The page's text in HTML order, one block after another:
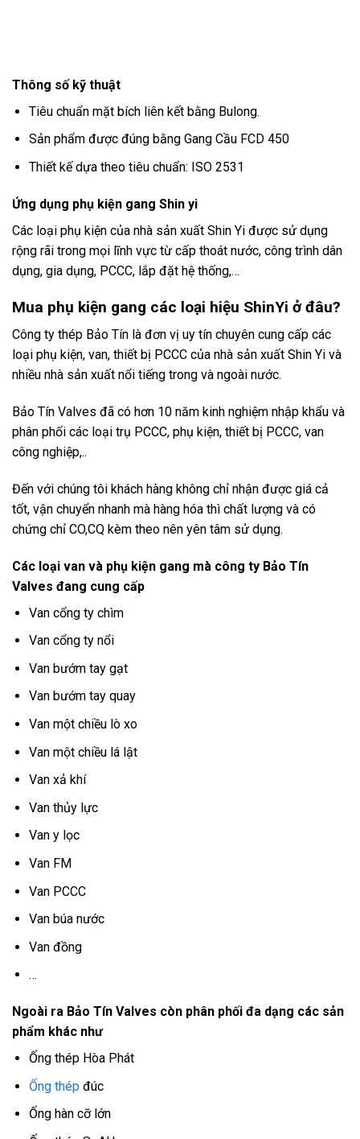
Thông số kỹ thuật
Tiêu chuẩn mặt bích liên kết bằng Bulong.
Sản phẩm được đúng bằng Gang Cầu FCD 450
Thiết kế dựa theo tiêu chuẩn: ISO 2531
Ứng dụng phụ kiện gang Shin yi
Các loại phụ kiện của nhà sản xuất Shin Yi được sử dụng
rộng rãi trong mọi lĩnh vực từ cấp thoát nước, công trình dân
dụng, gia dụng, PCCC, lắp đặt hệ thống,…
Mua phụ kiện gang các loại hiệu ShinYi ở đâu?
Công ty thép Bảo Tín là đơn vị uy tín chuyên cung cấp các
loại phụ kiện, van, thiết bị PCCC của nhà sản xuất Shin Yi và
nhiều nhà sản xuất nổi tiếng trong và ngoài nước.
Bảo Tín Valves đã có hơn 10 năm kinh nghiệm nhập khẩu và
phân phối các loại trụ PCCC, phụ kiện, thiết bị PCCC, van
công nghiệp,..
Đến với chúng tôi khách hàng không chỉ nhận được giá cả
tốt, vận chuyển nhanh mà hàng hóa thì chất lượng và có
chứng chỉ CO,CQ kèm theo nên yên tâm sử dụng.
Các loại van và phụ kiện gang mà công ty Bảo Tín
Valves đang cung cấp
Van cổng ty chìm
Van cổng ty nổi
Van bướm tay gạt
Van bướm tay quay
Van một chiều lò xo
Van một chiều lá lật
Van xả khí
Van thủy lực
Van y lọc
Van FM
Van PCCC
Van búa nước
Van đồng
…
Ngoài ra Bảo Tín Valves còn phân phối đa dạng các sản
phẩm khác như
Ống thép Hòa Phát
Ống thép đúc
Ống hàn cỡ lớn